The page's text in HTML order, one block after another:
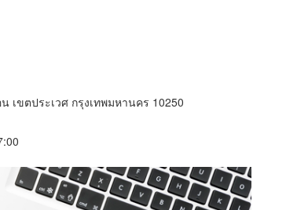
เขตประเวศ กรุงเทพมหานคร 10250